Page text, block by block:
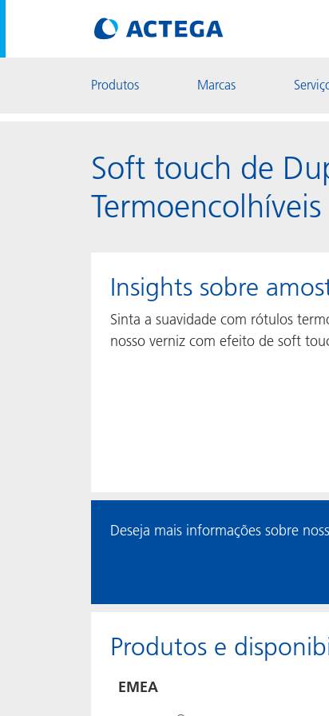
Produtos Marcas
Soft touch de
Termoencolhíveis
Insights sobre
Sinta a suavidade com rótulos
nosso verniz com efeito de soft
Deseja mais informações sobre
Produtos e
EMEA